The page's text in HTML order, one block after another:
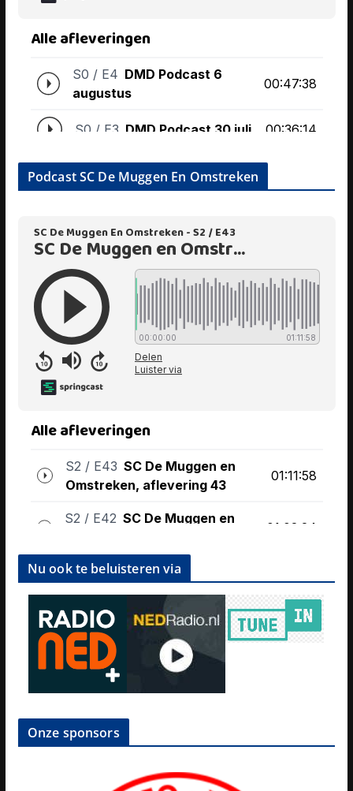
Podcast SC De Muggen En Omstreken
Nu ook te beluisteren via
Onze sponsors